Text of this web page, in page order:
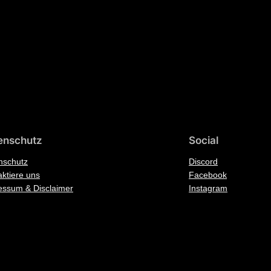
uns
& Disclaimer
Social
Discord
Facebook
Instagram